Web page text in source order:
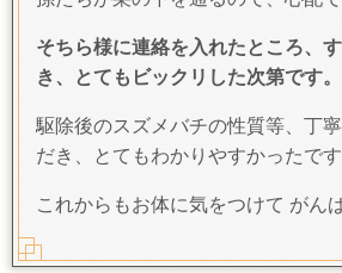
そちら様に連絡を入れたところ、
き、とてもビックリした次第です。
駆除後のスズメバチの性質等、丁
だき、とてもわかりやすかったです
これからもお体に気をつけて がん